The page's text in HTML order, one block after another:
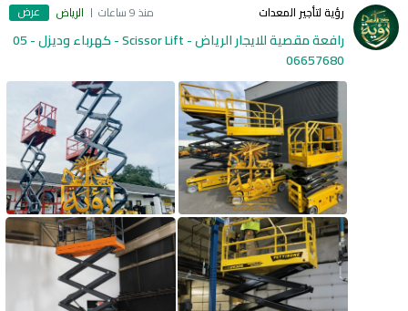
رؤية لتأجير المعدات منذ 9 ساعات الرياض عرض
رافعة مقصية للايجار الرياض - Scissor Lift - كهرباء وديزل - 05
06657680